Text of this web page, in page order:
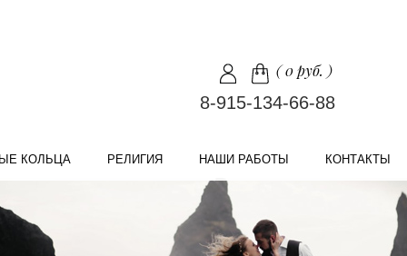
(0 руб. )
8-915-134-66-88
КОЛЬЦА РЕЛИГИЯ НАШИ РАБОТЫ КОНТАКТЫ